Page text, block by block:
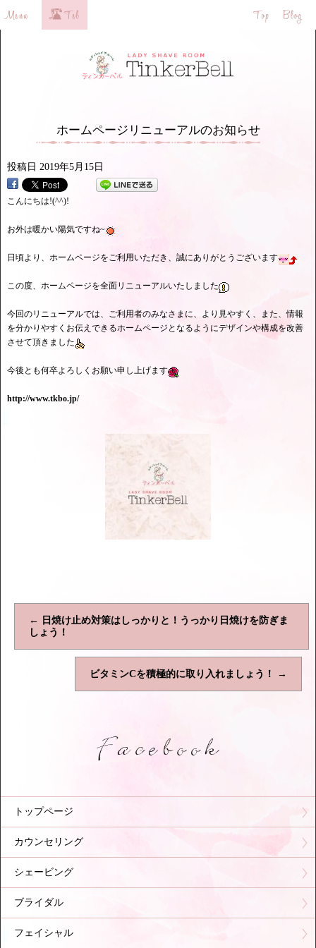
ホームページリニューアルのお知らせ
投稿日 2019年5月15日
こんにちは!(^^)!
お外は暖かい陽気ですね~
日頃より、ホームページをご利用いただき、誠にありがとうございます
この度、ホームページを全面リニューアルいたしました
今回のリニューアルでは、ご利用者のみなさまに、より見やすく、また、情報
を分かりやすくお伝えできるホームページとなるようにデザインや構成を改善
させて頂きました
今後とも何卒よろしくお願い申し上げます
http://www.tkbo.jp/
← 日焼け止め対策はしっかりと！うっかり日焼けを防ぎま
しょう！
ビタミンCを積極的に取り入れましょう！ →
トップページ
カウンセリング
シェービング
ブライダル
フェイシャル